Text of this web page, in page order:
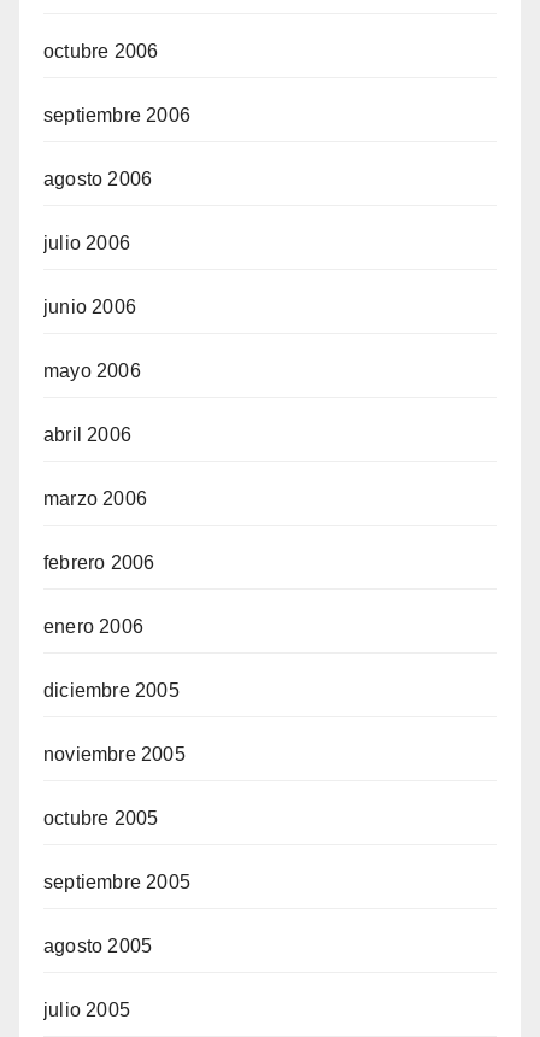
octubre 2006
septiembre 2006
agosto 2006
julio 2006
junio 2006
mayo 2006
abril 2006
marzo 2006
febrero 2006
enero 2006
diciembre 2005
noviembre 2005
octubre 2005
septiembre 2005
agosto 2005
julio 2005